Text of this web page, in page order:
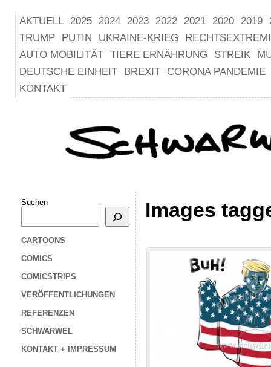
AKTUELL 2025 2024 2023 2022 2021 2020 2019
TRUMP
PUTIN UKRAINE-KRIEG
AUTO MOBILITÄT TIERE ERNÄHRUNG STREIK
DEUTSCHE EINHEIT
BREXIT
CORONA PANDEMIE
KONTAKT
Suchen
CARTOONS
COMICS
COMICSTRIPS
VERÖFFENTLICHUNGEN
REFERENZEN
SCHWARWEL
KONTAKT + IMPRESSUM
Images